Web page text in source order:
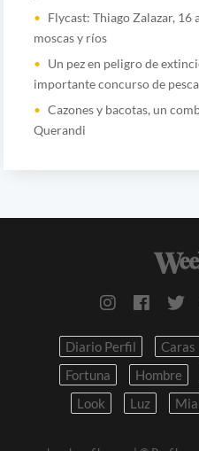
Flycast: Thiago Zalazar, 16
moscas y ríos
Un pez en peligro de
importante concurso de pesca
Cazones y bacotas, un
Querandi
Diario Perfil Caras
Fortuna
Hombre
Look
Luz Mia